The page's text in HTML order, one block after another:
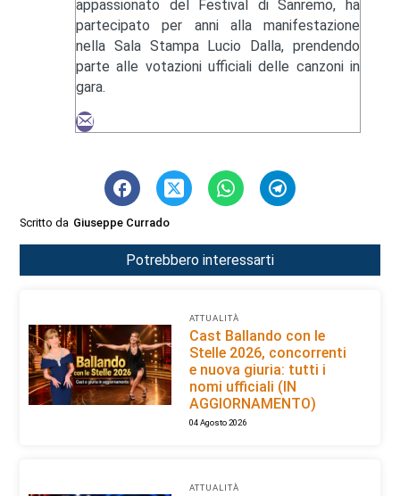
appassionato del Festival di Sanremo, ha
partecipato per anni alla manifestazione
nella Sala Stampa Lucio Dalla, prendendo
parte alle votazioni ufficiali delle canzoni in
gara.
Scritto da Giuseppe Currado
Potrebbero interessarti
ATTUALITÀ
Cast Ballando con le
Stelle 2026, concorrenti
e nuova giuria: tutti i
nomi ufficiali (IN
AGGIORNAMENTO)
04 Agosto 2026
ATTUALITÀ